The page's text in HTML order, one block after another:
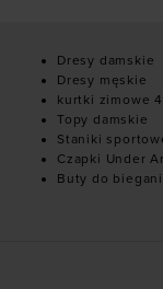
Dresy damskie
Dresy męskie
kurtki zimowe
Topy damskie
Staniki
Czapki Under
Buty do